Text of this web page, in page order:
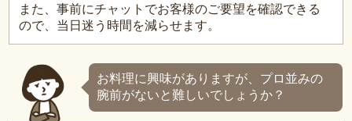
また、事前にチャットでお客様のご要望を確認できる
ので、当日迷う時間を減らせます。
お料理に興味がありますが、プロ並みの
腕前がないと難しいでしょうか？